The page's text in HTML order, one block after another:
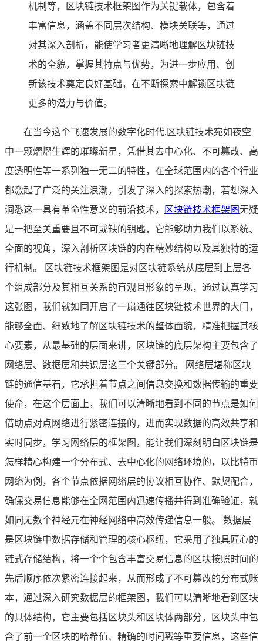
机制等，区块链技术框架图作为关键载体，包含着
丰富信息，涵盖不同层次结构、模块关联等，通过
对其深入剖析，能使学习者更清晰地理解区块链技
术的全貌，掌握其特点与优势，为进一步应用、创
新该技术奠定良好基础，在不断探索中解锁区块链
更多的潜力与价值。
在当今这个飞速发展的数字化时代,区块链技术宛如夜空
中一颗熠熠生辉的璀璨新星，凭借其去中心化、不可篡改、高
度透明性等一系列独一无二的特性，在全球范围内的各个行业
都激起了广泛的关注浪潮，引发了深入的探索热潮，若想深入
洞悉这一具有革命性意义的前沿技术，
区块链技术框架图无疑
是一把至关重要且不可或缺的钥匙，它能够助力我们以系统、
全面的视角，深入剖析区块链的内在精妙结构以及其独特的运
行机制。 区块链技术框架图是对区块链系统从底层到上层各
个组成部分及其相互关系的直观且形象的呈现，通过认真学习
这张图，我们就如同开启了一扇通往区块链技术世界的大门，
能够全面、细致地了解区块链技术的整体面貌，精准把握其核
心要素，从最基础的层面来讲，区块链的底层架构主要包含了
网络层、数据层和共识层这三个关键部分。 网络层堪称区块
链的通信基石，它承担着节点之间信息交换和数据传输的重要
使命，在这个层面上，我们可以清晰地看到不同的节点是如何
借助点对点网络进行紧密连接的，进而实现数据的高效共享和
实时同步，学习网络层的框架图，能让我们深刻明白区块链是
怎样精心构建一个分布式、去中心化的网络环境的，以比特币
网络为例，各个节点依据网络层的协议相互协作、默契配合，
确保交易信息能够在全网范围内迅速传播并得到准确验证，就
如同无数个神经元在神经网络中高效传递信息一般。 数据层
是区块链中数据存储和管理的核心枢纽，它采用了独具匠心的
链式存储结构，将一个个包含丰富交易信息的区块按照时间的
先后顺序依次紧密连接起来，从而形成了不可篡改的分布式账
本，通过深入研究数据层的框架图，我们可以清晰地看到区块
的具体结构，它主要包括区块头和区块体两部分，区块头中包
含了前一个区块的哈希值、精确的时间戳等重要信息，这些信